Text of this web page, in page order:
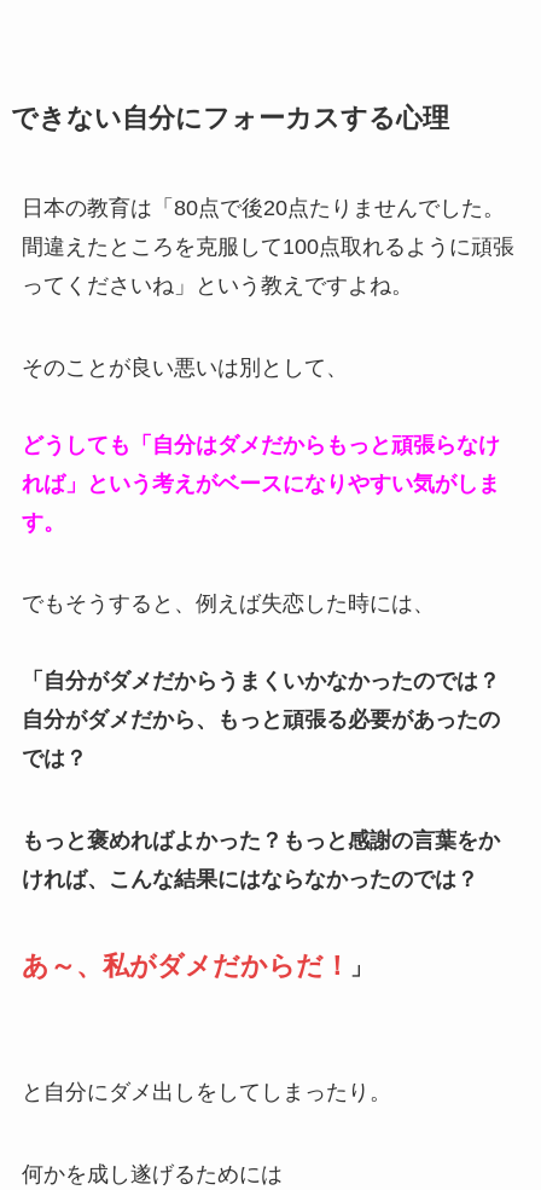
できない自分にフォーカスする心理
日本の教育は「80点で後20点たりませんでした。
間違えたところを克服して100点取れるように頑張
ってくださいね」という教えですよね。
そのことが良い悪いは別として、
どうしても「自分はダメだからもっと頑張らなけ
れば」という考えがベースになりやすい気がしま
す。
でもそうすると、例えば失恋した時には、
「自分がダメだからうまくいかなかったのでは？
自分がダメだから、もっと頑張る必要があったの
では？
もっと褒めればよかった？もっと感謝の言葉をか
ければ、こんな結果にはならなかったのでは？
あ～、私がダメだからだ！ 」
と自分にダメ出しをしてしまったり。
何かを成し遂げるためには